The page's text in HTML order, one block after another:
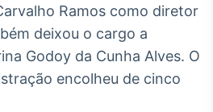
ativos
Broadcast
Datafeed
Ramos como diretor
deixou o cargo a
Godoy da Cunha Alves. O
encolheu de cinco